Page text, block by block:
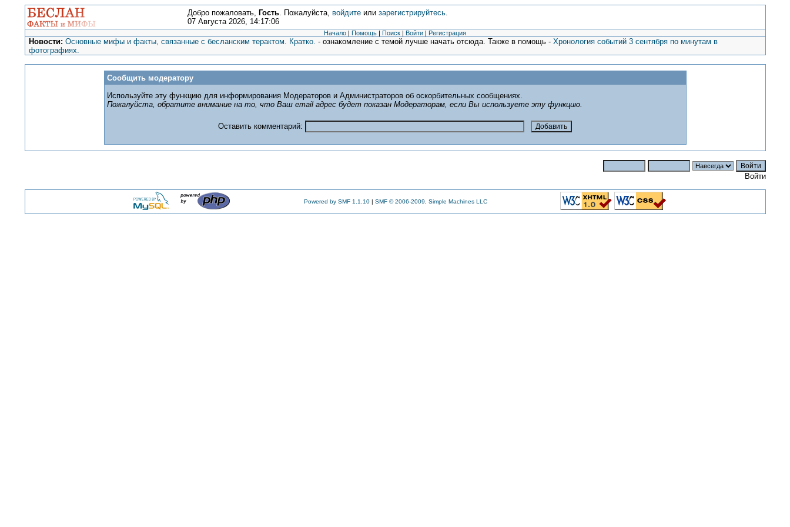
Добро пожаловать, Гость. Пожалуйста, войдитеили зарегистрируйтесь.
07 Августа 2026, 14:17:06
Начало | Помощь | Поиск | Войти | Регистрация
Новости: Основные мифы и факты, связанные с бесланским терактом. Кратко. - ознакомление с темой лучше начать отсюда. Также в помощь -Хронология событий 3 сентября по минутам в
фотографиях.
Сообщить модератору
Используйте эту функцию для информирования Модераторов и Администраторов об оскорбительных сообщениях.
Пожалуйста, обратите внимание на то, что Ваш email адрес будет показан Модераторам, если Вы используете эту функцию.
Оставить комментарий:
Войти
Powered by SMF 1.1.10| SMF © 2006-2009, Simple Machines LLC